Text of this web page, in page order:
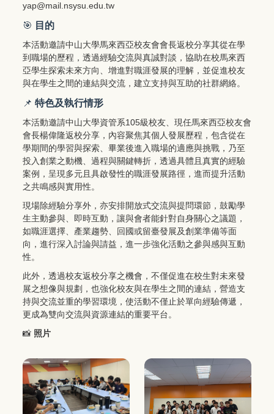
yap@mail.nsysu.edu.tw
🎯 目的
本活動邀請中山大學馬來西亞校友會會長返校分享其從在學
到職場的歷程，透過經驗交流與真誠對談，協助在校馬來西
亞學生探索未來方向、增進對職涯發展的理解，並促進校友
與在學生之間的連結與交流，建立支持與互助的社群網絡。
📌 特色及執行情形
本活動邀請中山大學資管系105級校友、現任馬來西亞校友會
會長楊偉隆返校分享，內容聚焦其個人發展歷程，包含從在
學期間的學習與探索、畢業後進入職場的適應與挑戰，乃至
投入創業之動機、過程與關鍵轉折，透過具體且真實的經驗
案例，呈現多元且具啟發性的職涯發展路徑，進而提升活動
之共鳴感與實用性。
現場除經驗分享外，亦安排開放式交流與提問環節，鼓勵學
生主動參與、即時互動，讓與會者能針對自身關心之議題，
如職涯選擇、產業趨勢、回國或留臺發展及創業準備等面
向，進行深入討論與請益，進一步強化活動之參與感與互動
性。
此外，透過校友返校分享之機會，不僅促進在校生對未來發
展之想像與規劃，也強化校友與在學生之間的連結，營造支
持與交流並重的學習環境，使活動不僅止於單向經驗傳遞，
更成為雙向交流與資源連結的重要平台。
📸 照片